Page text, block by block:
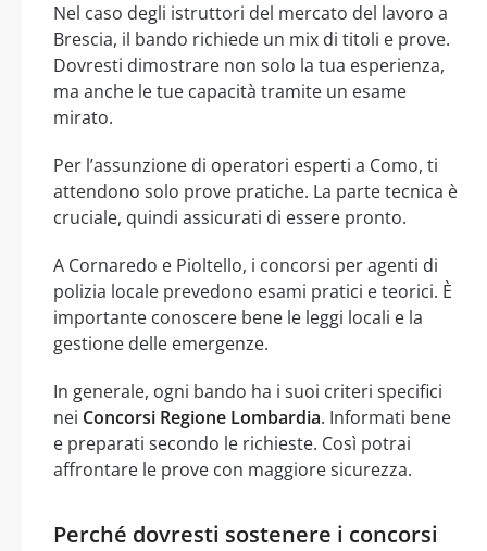
Nel caso degli istruttori del mercato del lavoro a
Brescia, il bando richiede un mix di titoli e prove.
Dovresti dimostrare non solo la tua esperienza,
ma anche le tue capacità tramite un esame
mirato.
Per l’assunzione di operatori esperti a Como, ti
attendono solo prove pratiche. La parte tecnica è
cruciale, quindi assicurati di essere pronto.
A Cornaredo e Pioltello, i concorsi per agenti di
polizia locale prevedono esami pratici e teorici. È
importante conoscere bene le leggi locali e la
gestione delle emergenze.
In generale, ogni bando ha i suoi criteri specifici
nei Concorsi Regione Lombardia. Informati bene
e preparati secondo le richieste. Così potrai
affrontare le prove con maggiore sicurezza.
Perché dovresti sostenere i concorsi